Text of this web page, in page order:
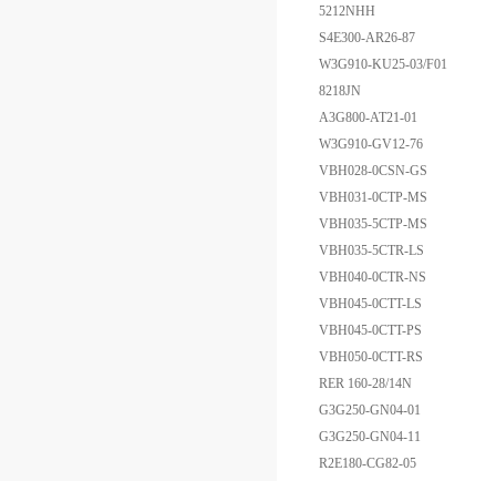
5212NHH
S4E300-AR26-87
W3G910-KU25-03/F01
8218JN
A3G800-AT21-01
W3G910-GV12-76
VBH028-0CSN-GS
VBH031-0CTP-MS
VBH035-5CTP-MS
VBH035-5CTR-LS
VBH040-0CTR-NS
VBH045-0CTT-LS
VBH045-0CTT-PS
VBH050-0CTT-RS
RER 160-28/14N
G3G250-GN04-01
G3G250-GN04-11
R2E180-CG82-05